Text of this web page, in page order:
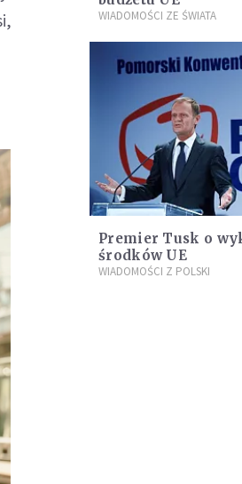
WIADOMOŚCI ZE ŚWIATA
Premier Tusk o
środków UE
WIADOMOŚCI Z POLSKI